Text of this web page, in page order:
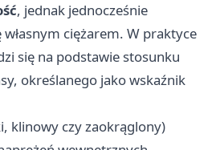
, jednak jednocześnie
ciężarem. W praktyce
się na podstawie stosunku
określanego jako wskaźnik
klinowy czy zaokrąglony)